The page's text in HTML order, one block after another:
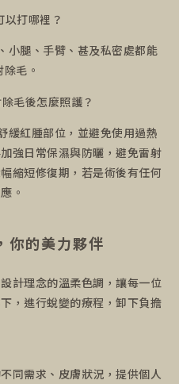
打哪裡？
小腿、手臂、甚及私密處都能
毛。
毛後怎麼照護？
緩紅腫部位，並避免使用過熱
強日常保濕與防曬，避免雷射
縮短修復期，若是術後有任何
。
你的美力夥伴
計理念的溫柔色調，讓每一位
，進行蛻變的療程，卸下負擔
同需求、皮膚狀況，提供個人